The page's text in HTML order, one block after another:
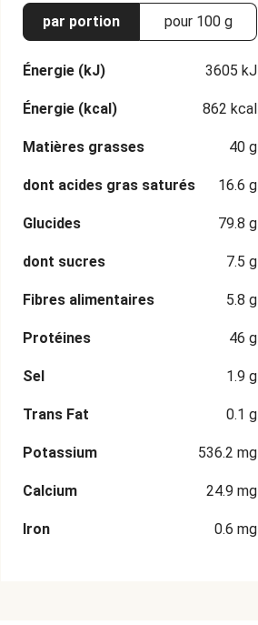
par portion pour 100 g
Énergie (kJ) 3605 kJ
Énergie (kcal) 862 kcal
Matières grasses 40 g
dont acides gras saturés 16.6 g
Glucides 79.8 g
dont sucres 7.5 g
Fibres alimentaires 5.8 g
Protéines 46 g
Sel 1.9 g
Trans Fat 0.1 g
Potassium 536.2 mg
Calcium 24.9 mg
Iron 0.6 mg